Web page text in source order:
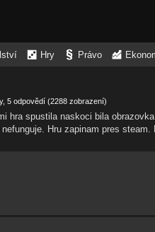
Hry Právo
, 5 odpovědí (2288 zobrazení)
hra spustila naskoci bila
Hru zapinam pres